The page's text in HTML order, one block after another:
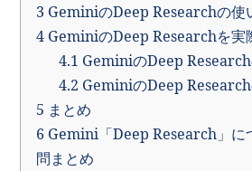
3 GeminiのDeep Researchの使
4 GeminiのDeep Researchを実
4.1 GeminiのDeep
4.2 GeminiのDeep
5 まとめ
6 Gemini「Deep Research」に
問まとめ